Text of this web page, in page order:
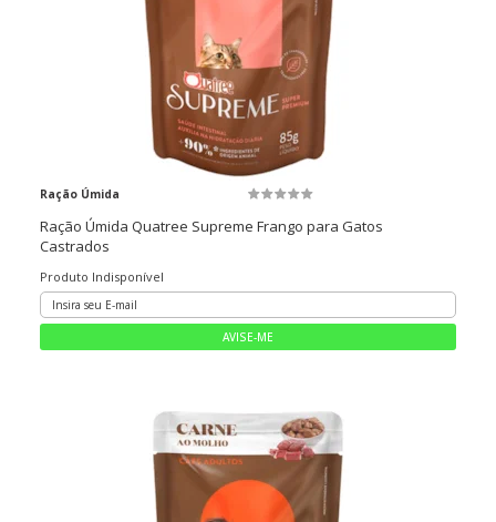
Ração Úmida
Ração Úmida Quatree Supreme Frango para Gatos
Castrados
Produto Indisponível